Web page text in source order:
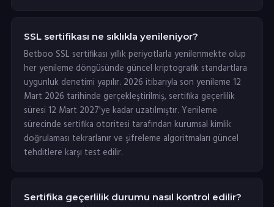
SSL sertifikası ne sıklıkla yenileniyor?
Betboo SSL sertifikası yıllık periyotlarla yenilenmekte olup
her yenileme döngüsünde güncel kriptografik standartlara
uygunluk denetimi yapılır. 2026 itibarıyla son yenileme 12
Mart 2026 tarihinde gerçekleştirilmiş, sertifika geçerlilik
süresi 12 Mart 2027'ye kadar uzatılmıştır. Yenileme
sürecinde sertifika otoritesi tarafından kurumsal kimlik
doğrulaması tekrarlanır ve şifreleme algoritmaları güncel
tehditlere karşı test edilir.
Sertifika geçerlilik durumu nasıl kontrol edilir?